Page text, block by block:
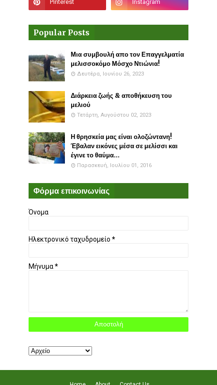
Popular Posts
Μια συμβουλή απο τον Επαγγελματία
μελισσοκόμο Μόσχο Ντιώνια!
Δευτέρα, Ιουνίου 26, 2023
Διάρκεια ζωής & αποθήκευση του
μελιού
Τετάρτη, Αυγούστου 02, 2023
Η θρησκεία μας είναι ολοζώντανη!
Έβαλαν εικόνες μέσα σε μελίσσι και
έγινε το θαύμα...
Παρασκευή, Ιουλίου 01, 2016
Φόρμα επικοινωνίας
Όνομα
Ηλεκτρονικό ταχυδρομείο *
Μήνυμα*